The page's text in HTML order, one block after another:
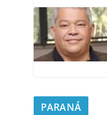
PARANÁ